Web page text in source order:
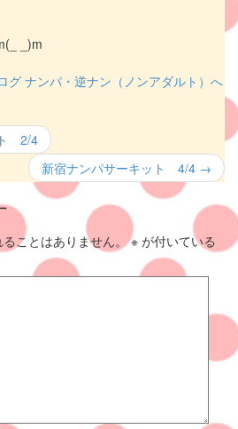
_)m
2/4
新宿ナンパサーキット 4/4 →
ことはありません。 ※ が付いている